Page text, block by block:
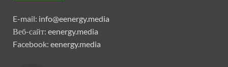
E-mail: info@eenergy.media
Веб-сайт: eenergy.media
Facebook: eenergy.media